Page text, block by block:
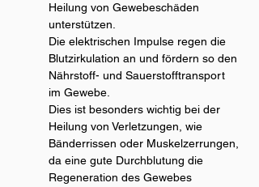
Heilung von Gewebeschäden
unterstützen.
Die elektrischen Impulse regen die
Blutzirkulation an und fördern so den
Nährstoff- und Sauerstofftransport
im Gewebe.
Dies ist besonders wichtig bei der
Heilung von Verletzungen, wie
Bänderrissen oder Muskelzerrungen,
da eine gute Durchblutung die
Regeneration des Gewebes